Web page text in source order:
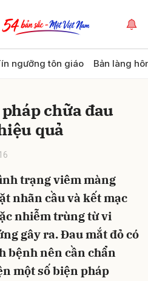
ngưỡng tôn giáo Bản làng
chữa đau
quả
trạng viêm màng
nhãn cầu và kết mạc
nhiễm trùng từ vi
gây ra. Đau mắt đỏ có
bệnh nên cần chẩn
một số biện pháp
Hủy Gửi